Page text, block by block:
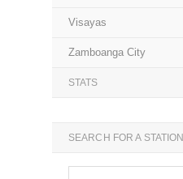
Visayas
Zamboanga City
STATS
SEARCH FOR A STATION